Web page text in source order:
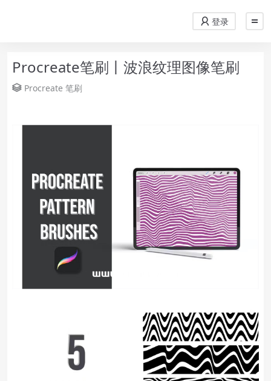
登录
Procreate笔刷丨波浪纹理图像笔刷
Procreate 笔刷